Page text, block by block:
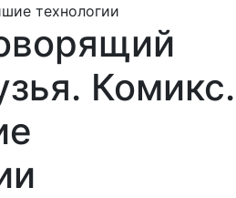
технологии
Комикс.